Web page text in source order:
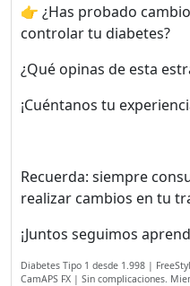
👉 ¿Has probado
controlar tu diabetes?
¿Qué opinas de esta
¡Cuéntanos tu
Recuerda: siempre
realizar cambios en tu
¡Juntos seguimos
Diabetes Tipo 1 desde 1.998 |
CamAPS FX | Sin complicaciones.